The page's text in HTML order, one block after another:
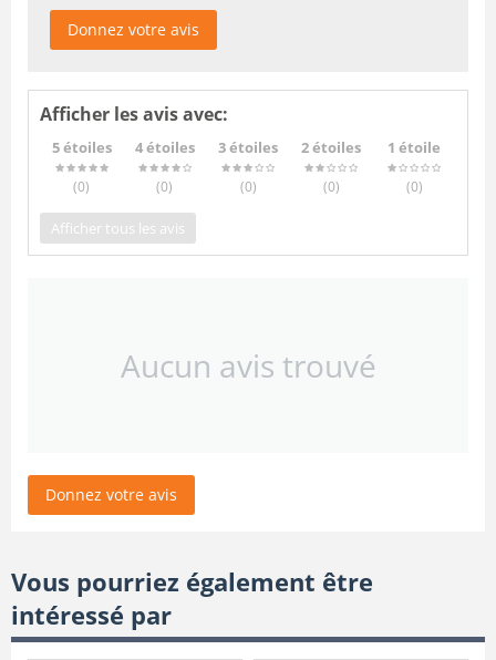
Donnez votre avis
Afficher les avis avec:
5 étoiles
(0)
4 étoiles
(0)
3 étoiles
(0)
2 étoiles
(0)
1 étoile
(0)
Afficher tous les avis
Aucun avis trouvé
Donnez votre avis
Vous pourriez également être
intéressé par